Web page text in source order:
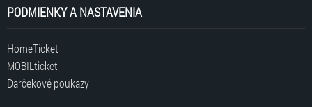
PODMIENKY A NASTAVENIA
HomeTicket
MOBILticket
Darčekové poukazy